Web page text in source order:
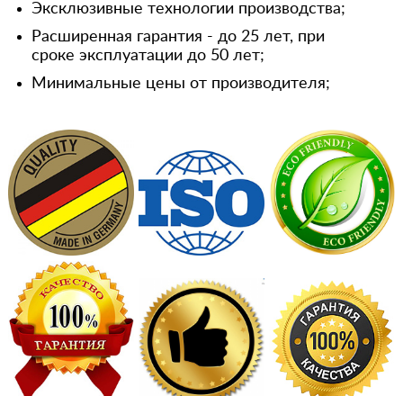
Эксклюзивные технологии производства;
Расширенная гарантия - до 25 лет, при
сроке эксплуатации до 50 лет;
Минимальные цены от производителя;